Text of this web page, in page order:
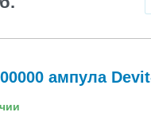
ампула